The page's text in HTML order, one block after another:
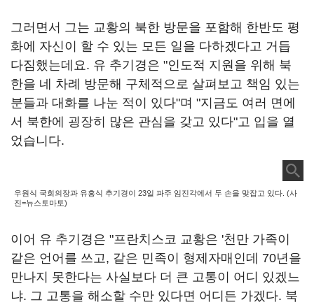
그러면서 그는 교황의 북한 방문을 포함해 한반도 평
화에 자신이 할 수 있는 모든 일을 다하겠다고 거듭
다짐했는데요. 유 추기경은 "인도적 지원을 위해 북
한을 네 차례 방문해 구체적으로 살펴보고 책임 있는
분들과 대화를 나눈 적이 있다"며 "지금도 여러 면에
서 북한에 굉장히 많은 관심을 갖고 있다"고 입을 열
었습니다.
우원식 국회의장과 유흥식 추기경이 23일 파주 임진각에서 두 손을 맞잡고 있다. (사
진=뉴스토마토)
이어 유 추기경은 "프란치스코 교황은 '천만 가족이
같은 언어를 쓰고, 같은 민족이 형제자매인데 70년을
만나지 못한다는 사실보다 더 큰 고통이 어디 있겠느
냐. 그 고통을 해소할 수만 있다면 어디든 가겠다. 북